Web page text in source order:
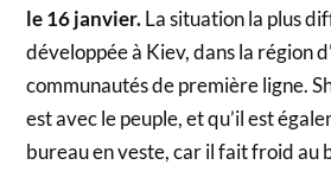
le 16 janvier.La situation la plus
développée à Kiev, dans la région
communautés de première ligne.
est avec le peuple, et qu’il est
bureau en veste, car il fait froid au